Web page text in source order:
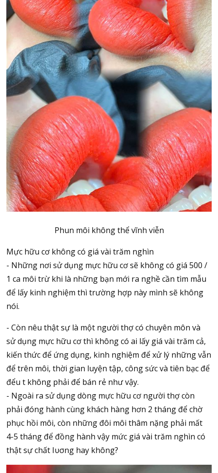
Phun môi không thể vĩnh viễn
Mực hữu cơ không có giá vài trăm nghìn
- Những nơi sử dụng mực hữu cơ sẽ không có giá 500 /
1 ca môi trừ khi là những bạn mới ra nghề cần tìm mẫu
để lấy kinh nghiệm thì trường hợp này mình sẽ không
nói.
- Còn nêu thật sự là một người thợ có chuyên môn và
sử dụng mực hữu cơ thì không có ai lấy giá vài trăm cả,
kiến thức để ứng dụng, kinh nghiệm để xử lý những vẫn
để trên môi, thời gian luyện tập, công sức và tiên bạc để
đểu t không phải để bán rẻ như vậy.
- Ngoài ra sử dụng dòng mực hữu cơ người thợ còn
phải đóng hành cùng khách hàng hơn 2 tháng để chờ
phục hồi môi, còn những đôi môi thâm nặng phải mất
4-5 tháng để đồng hành vậy mức giá vài trăm nghìn có
thật sự chất Ιυσng hay không?